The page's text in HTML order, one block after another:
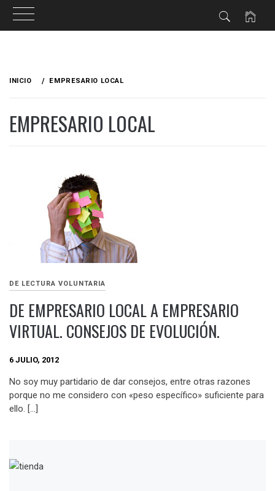
INICIO EMPRESARIO LOCAL
EMPRESARIO LOCAL
DE LECTURA VOLUNTARIA
DE EMPRESARIO LOCAL A EMPRESARIO
VIRTUAL. CONSEJOS DE EVOLUCIÓN.
6 JULIO, 2012
No soy muy partidario de dar consejos, entre otras razones
porque no me considero con «peso específico» suficiente para
ello. […]